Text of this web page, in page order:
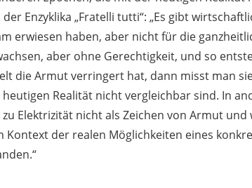
Enzyklika „Fratelli tutti“: „Es gibt
erwiesen haben, aber nicht für die
aber ohne Gerechtigkeit, und so
die Armut verringert hat, dann misst man
Realität nicht vergleichbar sind. In
Elektrizität nicht als Zeichen von Armut
der realen Möglichkeiten eines